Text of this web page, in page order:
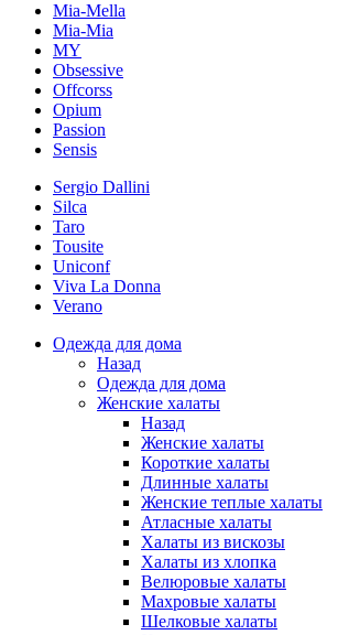
Mia-Mella
Mia-Mia
MY
Obsessive
Offcorss
Opium
Passion
Sensis
Sergio Dallini
Silca
Taro
Tousite
Uniconf
Viva La Donna
Verano
Одежда для дома
Назад
Одежда для дома
Женские халаты
Назад
Женские халаты
Короткие халаты
Длинные халаты
Женские теплые халаты
Атласные халаты
Халаты из вискозы
Халаты из хлопка
Велюровые халаты
Махровые халаты
Шелковые халаты